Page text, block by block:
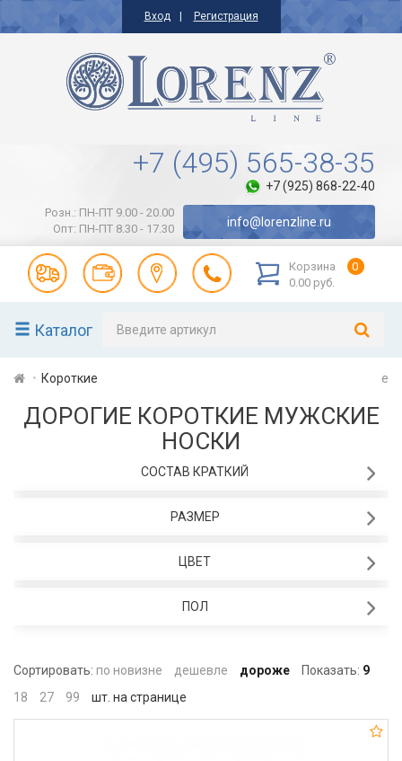
Вход Регистрация
+7 (495) 565-38-35
+7 (925) 868-22-40
Розн.: ПН-ПТ 9.00 - 20.00
Опт: ПН-ПТ 8.30 - 17.30
info@lorenzline.ru
Корзина
0
0.00 руб.
Каталог
Короткие e
ДОРОГИЕ КОРОТКИЕ МУЖСКИЕ
НОСКИ
СОСТАВ КРАТКИЙ
РАЗМЕР
ЦВЕТ
ПОЛ
Сортировать: по новизне дешевле дороже Показать: 9
18
27 99 шт. на странице